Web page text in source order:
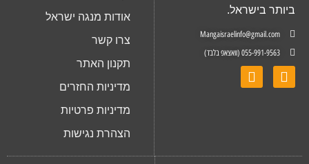
ביותר בישראל.
Mangaisraelinfo@gmail.com
055-991-9563 (וואצאפ בלבד)
אודות מנגה ישראל
צרו קשר
תקנון האתר
מדיניות החזרים
מדיניות פרטיות
הצהרת נגישות